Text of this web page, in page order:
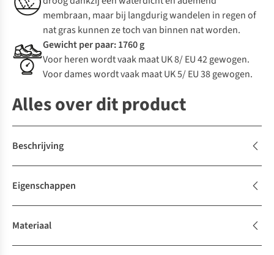
membraan, maar bij langdurig wandelen in regen of
nat gras kunnen ze toch van binnen nat worden.
Gewicht per paar: 1760 g
Voor heren wordt vaak maat UK 8/ EU 42 gewogen.
Voor dames wordt vaak maat UK 5/ EU 38 gewogen.
Alles over dit product
Beschrijving
Eigenschappen
Materiaal